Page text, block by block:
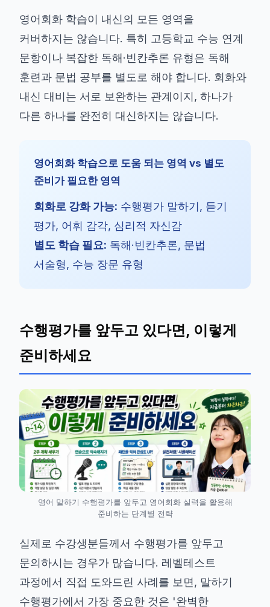
영어회화 학습이 내신의 모든 영역을
커버하지는 않습니다. 특히 고등학교 수능 연계
문항이나 복잡한 독해·빈칸추론 유형은 독해
훈련과 문법 공부를 별도로 해야 합니다. 회화와
내신 대비는 서로 보완하는 관계이지, 하나가
다른 하나를 완전히 대신하지는 않습니다.
영어회화 학습으로 도움 되는 영역 vs 별도
준비가 필요한 영역
회화로 강화 가능: 수행평가 말하기, 듣기
평가, 어휘 감각, 심리적 자신감
별도 학습 필요: 독해·빈칸추론, 문법
서술형, 수능 장문 유형
수행평가를 앞두고 있다면, 이렇게
준비하세요
영어 말하기 수행평가를 앞두고 영어회화 실력을 활용해
준비하는 단계별 전략
실제로 수강생분들께서 수행평가를 앞두고
문의하시는 경우가 많습니다. 레벨테스트
과정에서 직접 도와드린 사례를 보면, 말하기
수행평가에서 가장 중요한 것은 '완벽한